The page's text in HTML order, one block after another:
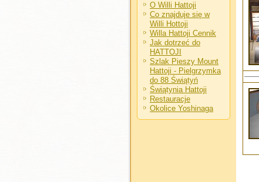
O Willi Hattoji
Co znajduje się w
Willi Hottoji
Willa Hattoji Cennik
Jak dotrzeć do
HATTOJI
Szlak Pieszy Mount
Hattoji - Pielgrzymka
do 88 Świątyń
Świątynia Hattoji
Restauracje
Okolice Yoshinaga